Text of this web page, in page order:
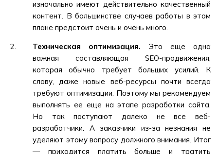
изначально имеют действительно качественный
контент. В большинстве случаев работы в этом
плане предстоит очень и очень много.
Техническая оптимизация. Это еще одна
важная составляющая SEO-продвижения,
которая обычно требует больших усилий. К
слову, даже новые веб-ресурсы почти всегда
требуют оптимизации. Поэтому мы рекомендуем
выполнять ее еще на этапе разработки сайта.
Но так поступают далеко не все веб-
разработчики. А заказчики из-за незнания не
уделяют этому вопросу должного внимания. Итог
— приходится платить больше и тратить